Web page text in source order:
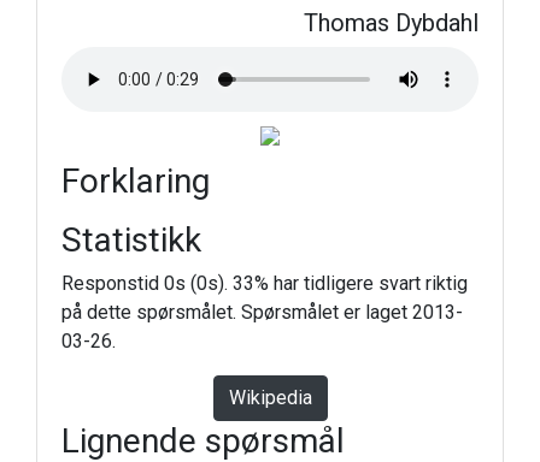
Thomas Dybdahl
Forklaring
Statistikk
Responstid 0s (0s). 33% har tidligere svart riktig
på dette spørsmålet. Spørsmålet er laget 2013-
03-26.
Wikipedia
Lignende spørsmål